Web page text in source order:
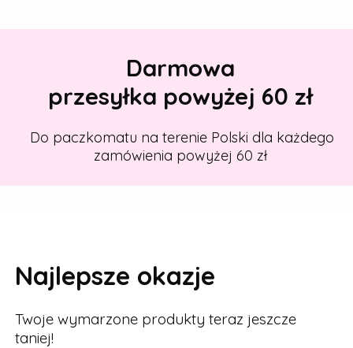
Darmowa
przesyłka powyżej 60 zł
Do paczkomatu na terenie Polski dla każdego
zamówienia powyżej 60 zł
Najlepsze okazje
Twoje wymarzone produkty teraz jeszcze
taniej!